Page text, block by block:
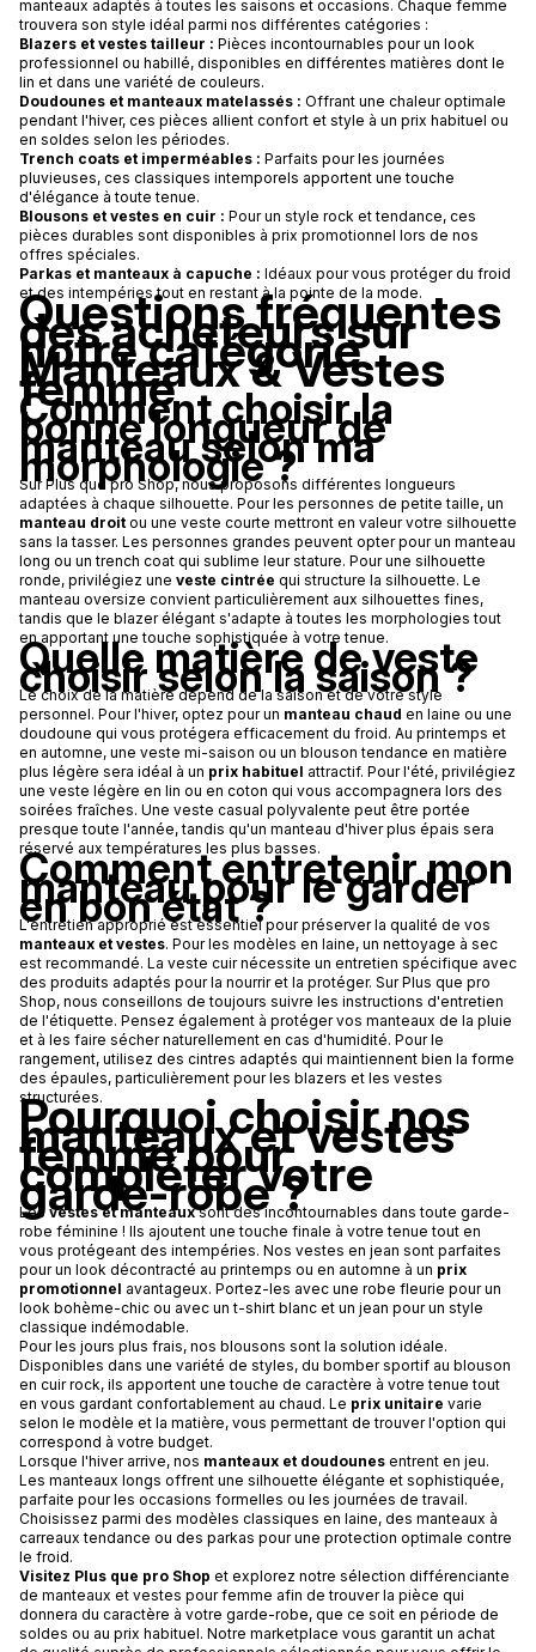
manteaux adaptés à toutes les saisons et occasions. Chaque femme
trouvera son style idéal parmi nos différentes catégories :
Blazers et vestes tailleur : Pièces incontournables pour un look
professionnel ou habillé, disponibles en différentes matières dont le
lin et dans une variété de couleurs.
Doudounes et manteaux matelassés : Offrant une chaleur optimale
pendant l'hiver, ces pièces allient confort et style à un prix habituel ou
en soldes selon les périodes.
Trench coats et imperméables : Parfaits pour les journées
pluvieuses, ces classiques intemporels apportent une touche
d'élégance à toute tenue.
Blousons et vestes en cuir : Pour un style rock et tendance, ces
pièces durables sont disponibles à prix promotionnel lors de nos
offres spéciales.
Parkas et manteaux à capuche : Idéaux pour vous protéger du froid
et des intempéries tout en restant à la pointe de la mode.
Questions fréquentes
des acheteurs sur
notre catégorie
Manteaux & Vestes
femme
Comment choisir la
bonne longueur de
manteau selon ma
morphologie ?
Sur Plus que pro Shop, nous proposons différentes longueurs
adaptées à chaque silhouette. Pour les personnes de petite taille, un
manteau droitou une veste courte mettront en valeur votre silhouette
sans la tasser. Les personnes grandes peuvent opter pour un manteau
long ou un trench coat qui sublime leur stature. Pour une silhouette
ronde, privilégiez une veste cintrée qui structure la silhouette. Le
manteau oversize convient particulièrement aux silhouettes fines,
tandis que le blazer élégant s'adapte à toutes les morphologies tout
en apportant une touche sophistiquée à votre tenue.
Quelle matière de veste
choisir selon la saison ?
Le choix de la matière dépend de la saison et de votre style
personnel. Pour l'hiver, optez pour un manteau chaud en laine ou une
doudoune qui vous protégera efficacement du froid. Au printemps et
en automne, une veste mi-saison ou un blouson tendance en matière
plus légère sera idéal à un prix habituel attractif. Pour l'été, privilégiez
une veste légère en lin ou en coton qui vous accompagnera lors des
soirées fraîches. Une veste casual polyvalente peut être portée
presque toute l'année, tandis qu'un manteau d'hiver plus épais sera
réservé aux températures les plus basses.
Comment entretenir mon
manteau pour le garder
en bon état ?
L'entretien approprié est essentiel pour préserver la qualité de vos
manteaux et vestes. Pour les modèles en laine, un nettoyage à sec
est recommandé. La veste cuir nécessite un entretien spécifique avec
des produits adaptés pour la nourrir et la protéger. Sur Plus que pro
Shop, nous conseillons de toujours suivre les instructions d'entretien
de l'étiquette. Pensez également à protéger vos manteaux de la pluie
et à les faire sécher naturellement en cas d'humidité. Pour le
rangement, utilisez des cintres adaptés qui maintiennent bien la forme
des épaules, particulièrement pour les blazers et les vestes
structurées.
Pourquoi choisir nos
manteaux et vestes
femme pour
compléter votre
garde-robe ?
Les vestes et manteauxsont des incontournables dans toute garde-
robe féminine ! Ils ajoutent une touche finale à votre tenue tout en
vous protégeant des intempéries. Nos vestes en jean sont parfaites
pour un look décontracté au printemps ou en automne à un prix
promotionnel avantageux. Portez-les avec une robe fleurie pour un
look bohème-chic ou avec un t-shirt blanc et un jean pour un style
classique indémodable.
Pour les jours plus frais, nos blousons sont la solution idéale.
Disponibles dans une variété de styles, du bomber sportif au blouson
en cuir rock, ils apportent une touche de caractère à votre tenue tout
en vous gardant confortablement au chaud. Le prix unitaire varie
selon le modèle et la matière, vous permettant de trouver l'option qui
correspond à votre budget.
Lorsque l'hiver arrive, nos manteaux et doudounes entrent en jeu.
Les manteaux longs offrent une silhouette élégante et sophistiquée,
parfaite pour les occasions formelles ou les journées de travail.
Choisissez parmi des modèles classiques en laine, des manteaux à
carreaux tendance ou des parkas pour une protection optimale contre
le froid.
Visitez Plus que pro Shop et explorez notre sélection différenciante
de manteaux et vestes pour femme afin de trouver la pièce qui
donnera du caractère à votre garde-robe, que ce soit en période de
soldes ou au prix habituel. Notre marketplace vous garantit un achat